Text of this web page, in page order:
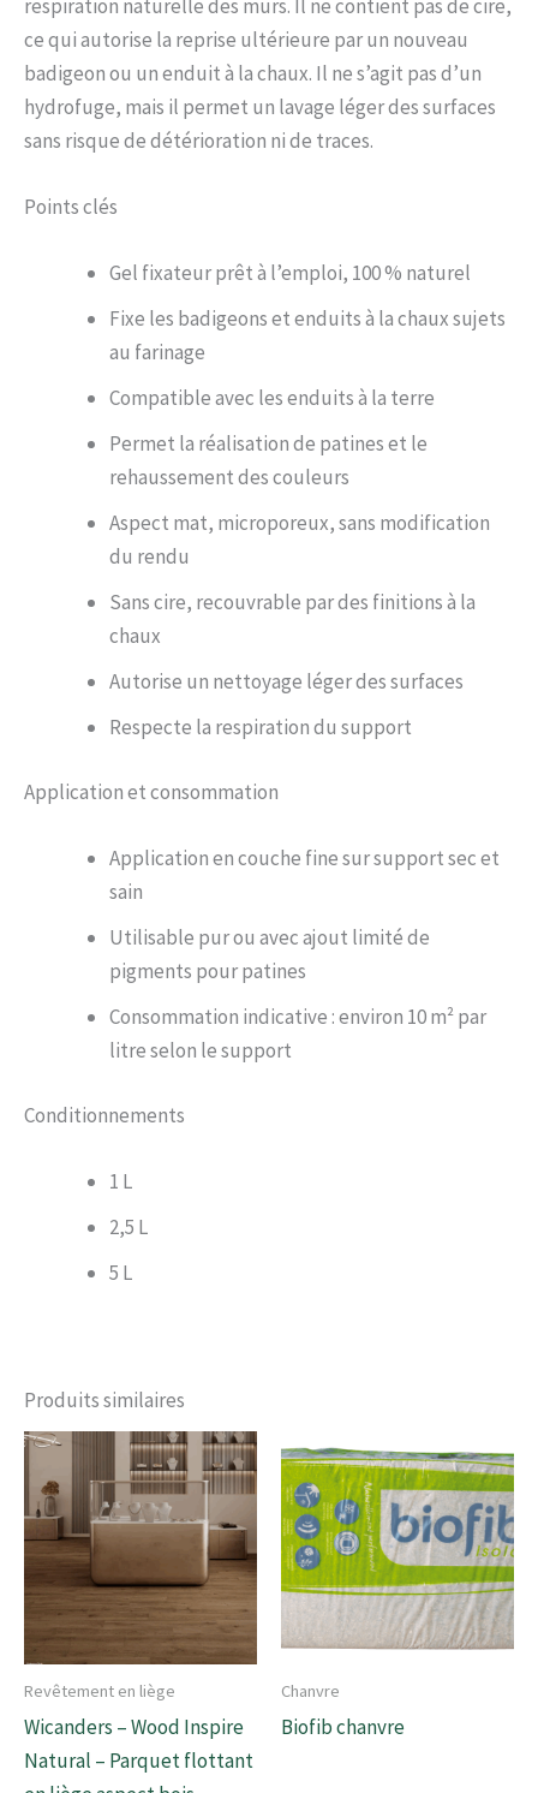
respiration naturelle des murs. Il ne contient pas de cire,
ce qui autorise la reprise ultérieure par un nouveau
badigeon ou un enduit à la chaux. Il ne s’agit pas d’un
hydrofuge, mais il permet un lavage léger des surfaces
sans risque de détérioration ni de traces.
Points clés
Gel fixateur prêt à l’emploi, 100 % naturel
Fixe les badigeons et enduits à la chaux sujets
au farinage
Compatible avec les enduits à la terre
Permet la réalisation de patines et le
rehaussement des couleurs
Aspect mat, microporeux, sans modification
du rendu
Sans cire, recouvrable par des finitions à la
chaux
Autorise un nettoyage léger des surfaces
Respecte la respiration du support
Application et consommation
Application en couche fine sur support sec et
sain
Utilisable pur ou avec ajout limité de
pigments pour patines
Consommation indicative : environ 10 m² par
litre selon le support
Conditionnements
1 L
2,5 L
5 L
Produits similaires
Revêtement en liège
Wicanders – Wood Inspire
Natural – Parquet flottant
Chanvre
Biofib chanvre